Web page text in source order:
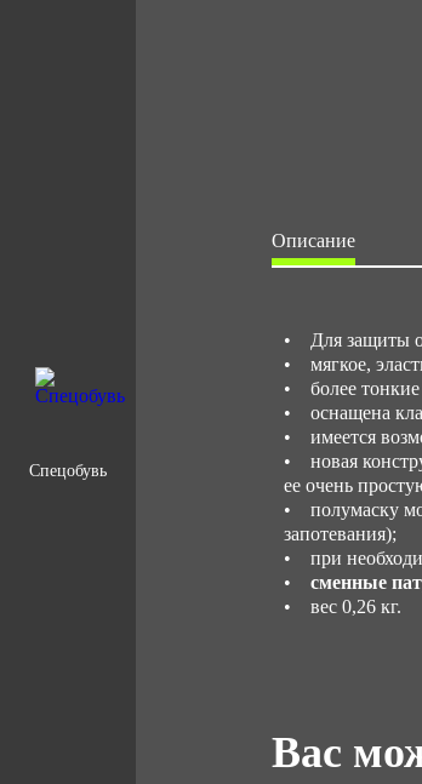
Спецобувь
Описание
• Для защиты
• мягкое,
• более тонкие
• оснащена
• имеется
• новая
ее очень
• полумаску
запотевания);
• при
• сменные
• вес 0,26 кг.
Вас